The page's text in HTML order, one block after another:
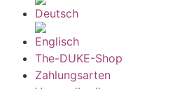
The-DUKE-Shop
Zahlungsarten